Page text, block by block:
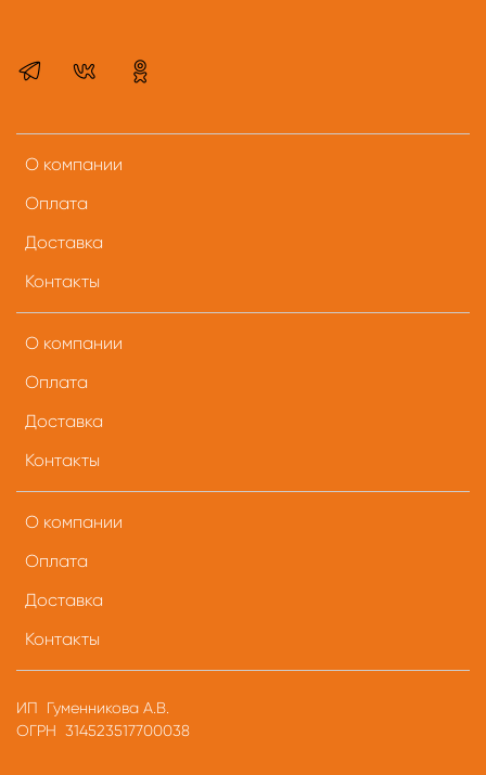
О компании
Оплата
Доставка
Контакты
О компании
Оплата
Доставка
Контакты
О компании
Оплата
Доставка
Контакты
ИП Гуменникова А.В.
ОГРН 314523517700038